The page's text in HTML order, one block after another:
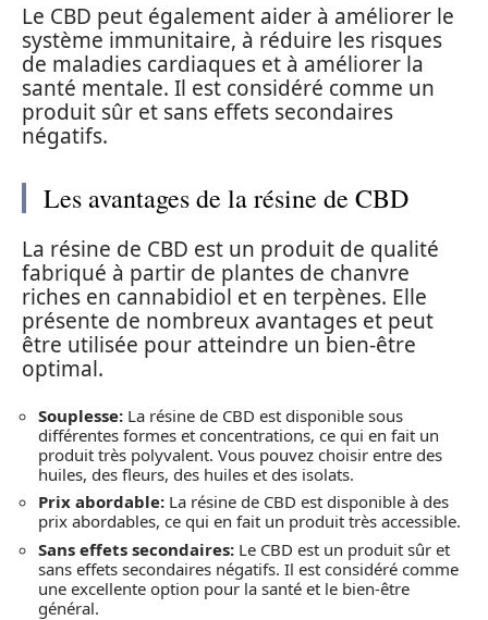
Le CBD peut également aider à améliorer le
système immunitaire, à réduire les risques
de maladies cardiaques et à améliorer la
santé mentale. Il est considéré comme un
produit sûr et sans effets secondaires
négatifs.
Les avantages de la résine de CBD
La résine de CBD est un produit de qualité
fabriqué à partir de plantes de chanvre
riches en cannabidiol et en terpènes. Elle
présente de nombreux avantages et peut
être utilisée pour atteindre un bien-être
optimal.
Souplesse: La résine de CBD est disponible sous
différentes formes et concentrations, ce qui en fait un
produit très polyvalent. Vous pouvez choisir entre des
huiles, des fleurs, des huiles et des isolats.
Prix abordable: La résine de CBD est disponible à des
prix abordables, ce qui en fait un produit très accessible.
Sans effets secondaires: Le CBD est un produit sûr et
sans effets secondaires négatifs. Il est considéré comme
une excellente option pour la santé et le bien-être
général.